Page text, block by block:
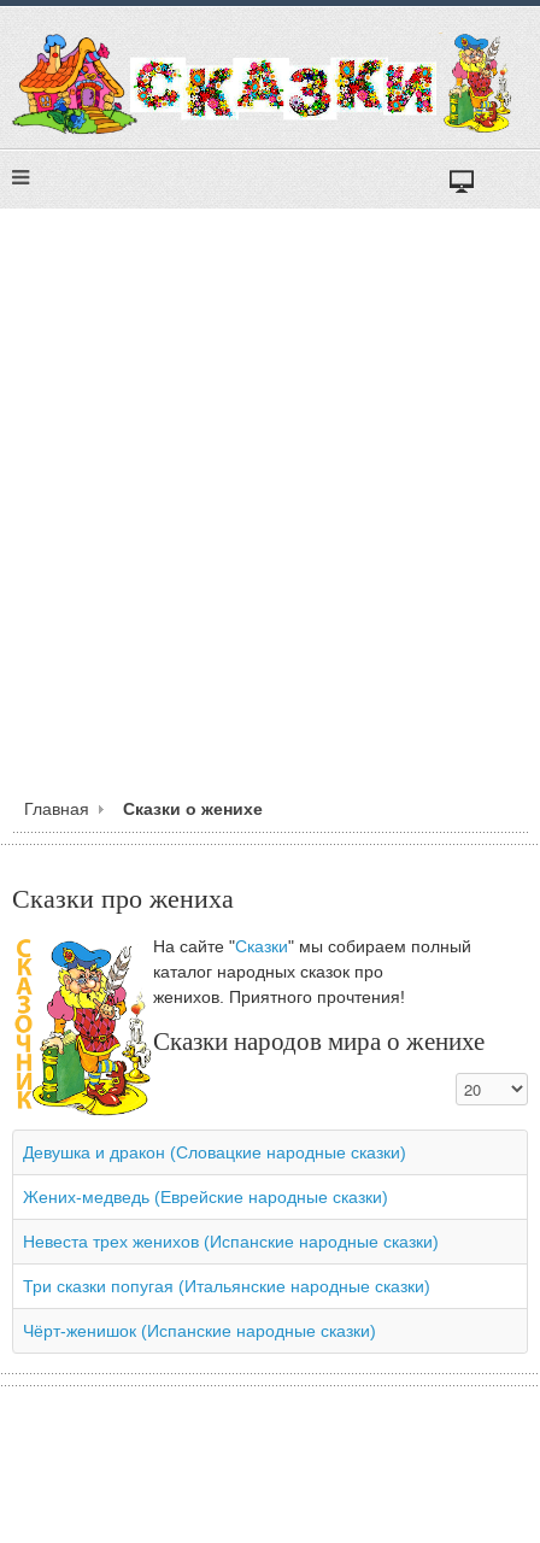
Главная Сказки о женихе
Сказки про жениха
На сайте "Сказки" мы собираем полный
каталог народных сказок про
женихов. Приятного прочтения!
Сказки народов мира о женихе
Кол-во
Девушка и дракон (Словацкие народные сказки)
Жених-медведь (Еврейские народные сказки)
Невеста трех женихов (Испанские народные сказки)
Три сказки попугая (Итальянские народные сказки)
Чёрт-женишок (Испанские народные сказки)